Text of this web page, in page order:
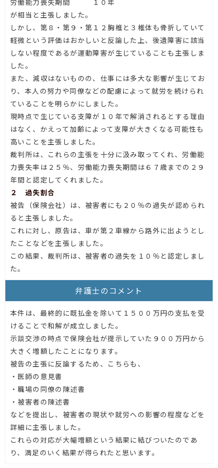
が相当と主張しました。
しかし、第８・第９・第１２胸椎と３椎体も骨折していて
軽微という評価はおかしいと反論した上、後遺障害に該当
しない程度であるが運動障害が生じていることも主張しま
した。
また、減収はないものの、仕事には多大な影響が生じてお
り、本人の努力や同僚などの配慮によって就労を続けられ
ていることを明らかにしました。
現時点で生じている支障が１０年で解消されるとする理由
はなく、かえって加齢によって支障が大きくなる可能性も
高いことを主張しました。
裁判所は、これらの主張を十分に汲み取ってくれ、労働能
力喪失率は２５％、労働能力喪失期間は６７歳までの２９
年間と認定してくれました。
２ 過失割合
被告（保険会社）は、被害者にも２０％の過失が認められ
ると主張しました。
これに対し、原告は、車が第２車線から路外に出ようとし
たことなどを主張しました。
この結果、裁判所は、被害者の過失を１０％と認定しまし
た。
弁護士のコメント
本件は、最終的に既払金を除いて１５００万円の支払を受
けることで和解が成立しました。
示談交渉の時点で保険会社が提示していた９００万円から
大きく増額したことになります。
被告の主張に反論するため、こちらも、
・医師の意見書
・職場の同僚の陳述書
・被害者の陳述書
などを提出し、被害者の現状や就労への影響の程度などを
詳細に主張しました。
これらの対応が大幅増額という結果に結びついたのであ
り、満足のいく結果が得られたと思います。